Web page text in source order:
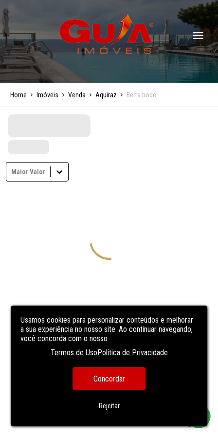
Usamos cookies para personalizar conteúdos e melhorar
a sua experiência no nosso site. Ao continuar navegando,
você concorda com o nosso
Termos de UsoPolítica de Privacidade
Concordar
Rejeitar
Home Imóveis Venda Aquiraz Berra bode
Maior Valor